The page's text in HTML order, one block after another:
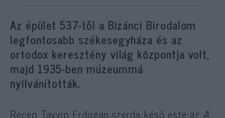
Az épület 537-től a Bizánci Birodalom
legfontosabb székesegyháza és az
ortodox keresztény világ központja volt,
majd 1935-ben múzeummá
nyilvánították.
Recep Tayyip Erdogan szerda késő este azA